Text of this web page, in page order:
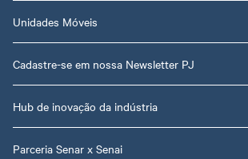
Unidades Móveis
Cadastre-se em nossa Newsletter PJ
Hub de inovação da indústria
Parceria Senar x Senai